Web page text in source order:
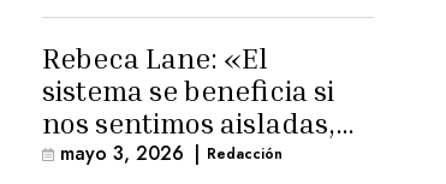
Rebeca Lane: «El
sistema se beneficia si
nos sentimos aisladas,
sin esperanza o espacio
mayo 3, 2026 | Redacción